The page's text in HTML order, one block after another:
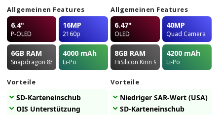
Allgemeinen Features
6.4"
P-OLED
16MP
2160p
6GB RAM
Snapdragon 855
4000 mAh
Li-Po
Vorteile
SD-Karteneinschub
OIS Unterstützung
Allgemeinen Features
6.47"
OLED
40MP
Quad Camera
8GB RAM
HiSilicon Kirin 980
4200 mAh
Li-Po
Vorteile
Niedriger SAR-Wert (USA)
SD-Karteneinschub